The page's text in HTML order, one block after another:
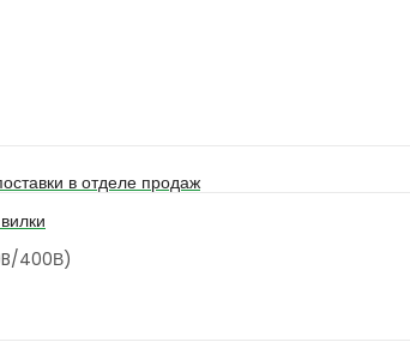
в отделе продаж
400В)